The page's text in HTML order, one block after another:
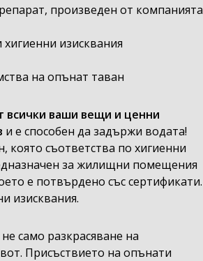
произведен от компанията
изисквания
на опънат таван
всички ваши вещи и ценни
и е способен да задържи водата!
която съответства по хигиенни
за жилищни помещения
е потвърдено със сертификати.
изисквания.
само разкрасяване на
Присъствието на опънати